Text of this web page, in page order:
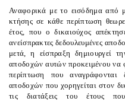
Αναφορικά με το εισόδημα από
κτήσης σε κάθε περίπτωση
έτος, που ο δικαιούχος
ανείσπρακτες δεδουλευμένες
μετά, η είσπραξη δημιουργεί
αποδοχών αυτών προκειμένου
περίπτωση που αναγράφονται
αποδοχών που χορηγείται στον
τις διατάξεις του έτους